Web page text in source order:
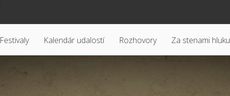
Festivaly Kalendár udalostí Rozhovory Za stenami hluku